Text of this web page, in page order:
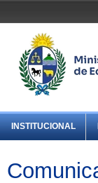
INSTITUCIONAL